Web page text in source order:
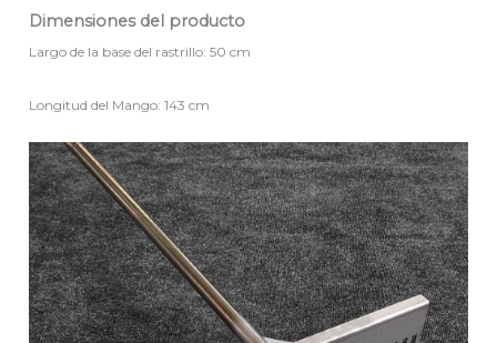
Dimensiones del producto
Largo de la base del rastrillo: 50 cm
Longitud del Mango: 143 cm